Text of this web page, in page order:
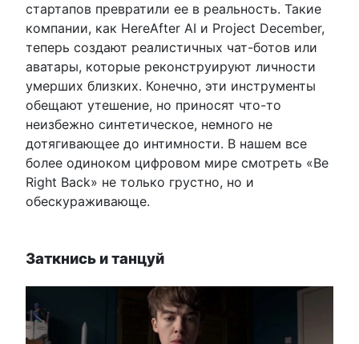
стартапов превратили ее в реальность. Такие
компании, как HereAfter AI и Project December,
теперь создают реалистичных чат-ботов или
аватары, которые реконструируют личности
умерших близких. Конечно, эти инструменты
обещают утешение, но приносят что-то
неизбежно синтетическое, немного не
дотягивающее до интимности. В нашем все
более одиноком цифровом мире смотреть «Be
Right Back» не только грустно, но и
обескураживающе.
Заткнись и танцуй